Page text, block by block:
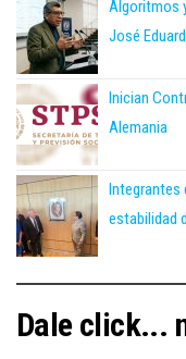
Algoritmos
José
Inician
Alemania
Integrantes
estabilidad
Dale click...